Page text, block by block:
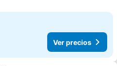
Ver precios